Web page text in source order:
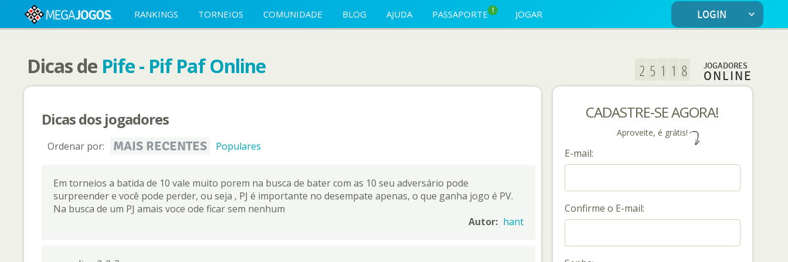
RANKINGS TORNEIOS COMUNIDADE BLOG AJUDA PASSAPORTE ! JOGAR LOGIN
Dicas de Pife - Pif Paf Online
Dicas dos jogadores
Ordenar por: MAIS RECENTES Populares
Em torneios a batida de 10 vale muito porem na busca de bater com as 10 seu adversário pode
surpreender e você pode perder, ou seja , PJ é importante no desempate apenas, o que ganha jogo é PV.
Na busca de um PJ amais voce ode ficar sem nenhum
Autor: hant
JOGADORES
ONLINE
CADASTRE-SE AGORA!
Aproveite, é grátis!
E-mail:
Confirme o E-mail: